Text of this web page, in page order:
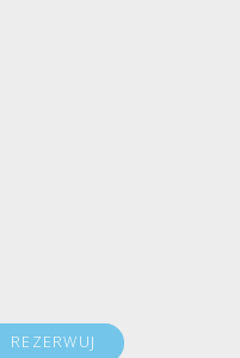
REZERWUJ